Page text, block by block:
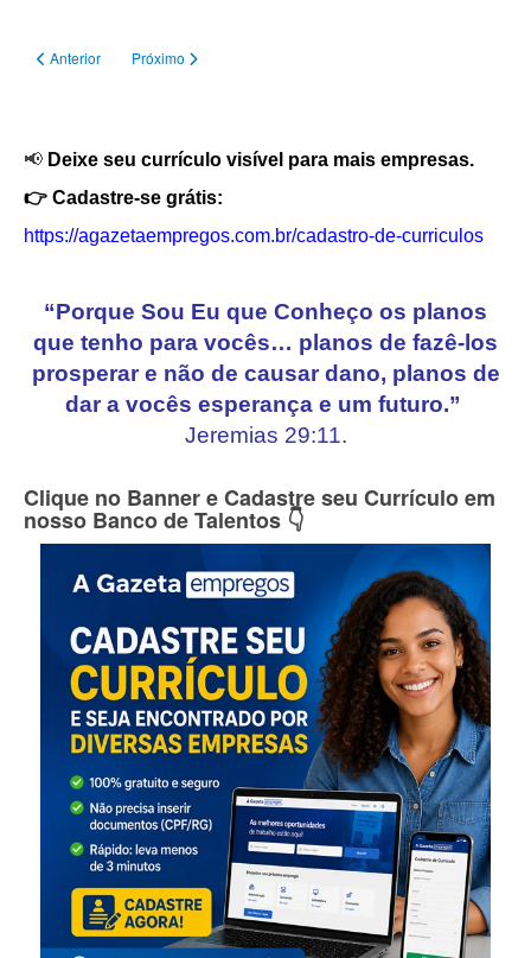
Artigo anterior: Vaga para Educador de Aprendizagem
Anterior Próximo artigo: Restaurante Dona Else contrata Auxiliar de
Próximo
📢 Deixe seu currículo visível para mais empresas.
👉 Cadastre-se grátis:
https://agazetaempregos.com.br/cadastro-de-curriculos
“Porque Sou Eu que Conheço os planos
que tenho para vocês… planos de fazê-los
prosperar e não de causar dano, planos de
dar a vocês esperança e um futuro.”
Jeremias 29:11.
Clique no Banner e Cadastre seu Currículo em
nosso Banco de Talentos 👇